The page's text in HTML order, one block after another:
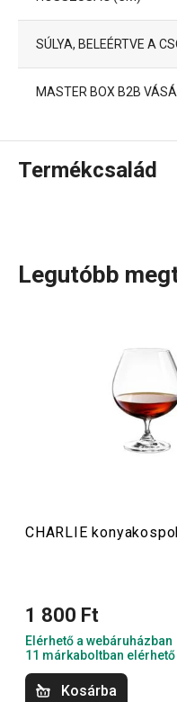
SÚLYA, BELEÉRTVE A
MASTER BOX B2B
Termékcsalád
elengedhetetlen a
martinis,
A CHARLIE
tervezett poharat kínál.
és kiváló minőségű
Legutóbb
CHARLIE
1 800 Ft
Elérhető a webáruházban
11 márkaboltban elérhető
Kosárba